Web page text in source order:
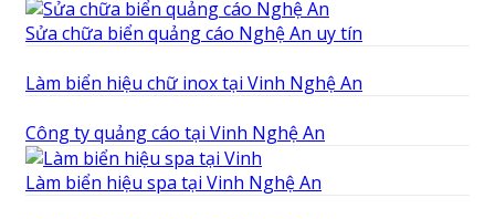
Sửa chữa biển quảng cáo Nghệ An uy tín
Làm biển hiệu chữ inox tại Vinh Nghệ An
Công ty quảng cáo tại Vinh Nghệ An
Làm biển hiệu spa tại Vinh Nghệ An